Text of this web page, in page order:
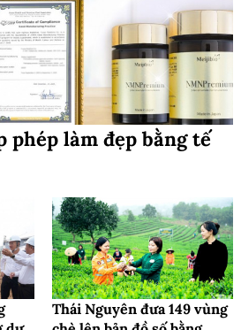
phép làm đẹp bằng tế
Thái Nguyên đưa 149 vùng